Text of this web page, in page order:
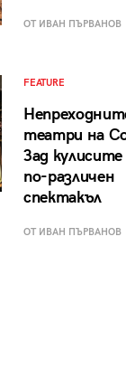
ОТ ИВАН ПЪРВАНОВ
FEATURE
театри на
Зад
по-различен
спектакъл
ОТ ИВАН ПЪРВАНОВ